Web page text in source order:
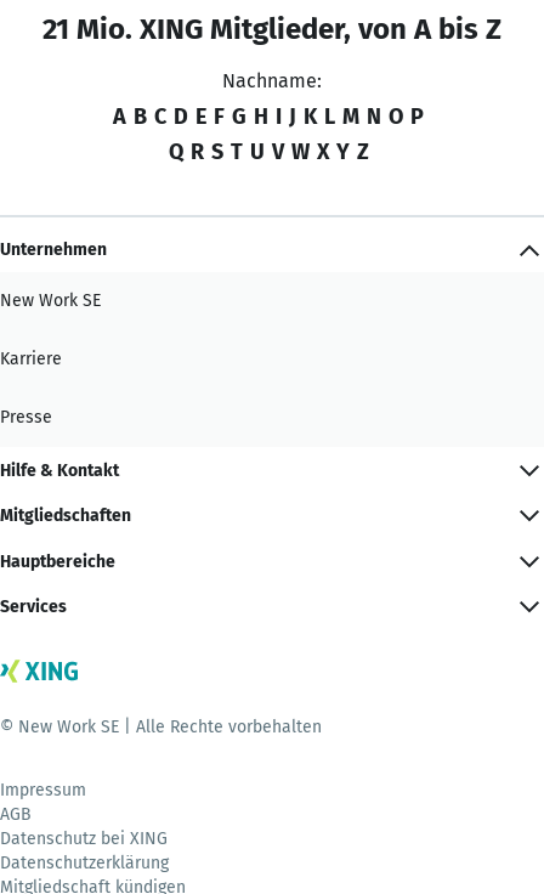
21 Mio. XING Mitglieder, von A bis Z
Nachname:
A B C D E F G H I J K L M N O P
Q R S T U V W X Y Z
Unternehmen
New Work SE
Karriere
Presse
Hilfe & Kontakt
Mitgliedschaften
Hauptbereiche
Services
© New Work SE | Alle Rechte vorbehalten
Impressum
AGB
Datenschutz bei XING
Datenschutzerklärung
Mitgliedschaft kündigen